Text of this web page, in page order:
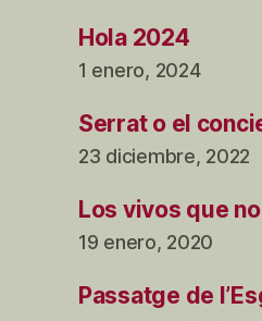
Hola 2024
1 enero, 2024
Serrat o el
23 diciembre, 2022
Los vivos que
19 enero, 2020
Passatge de